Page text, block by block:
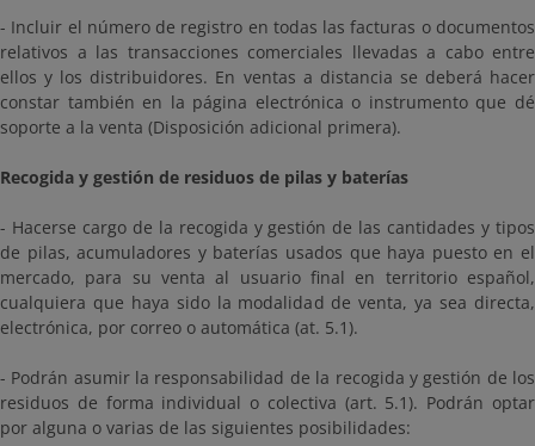
- Incluir el número de registro en todas las facturas o documentos
relativos a las transacciones comerciales llevadas a cabo entre
ellos y los distribuidores. En ventas a distancia se deberá hacer
constar también en la página electrónica o instrumento que dé
soporte a la venta (Disposición adicional primera).
Recogida y gestión de residuos de pilas y baterías
- Hacerse cargo de la recogida y gestión de las cantidades y tipos
de pilas, acumuladores y baterías usados que haya puesto en el
mercado, para su venta al usuario final en territorio español,
cualquiera que haya sido la modalidad de venta, ya sea directa,
electrónica, por correo o automática (at. 5.1).
- Podrán asumir la responsabilidad de la recogida y gestión de los
residuos de forma individual o colectiva (art. 5.1). Podrán optar
por alguna o varias de las siguientes posibilidades: